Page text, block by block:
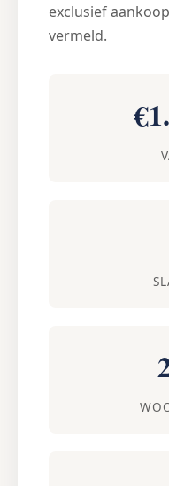
exclusief
vermeld.